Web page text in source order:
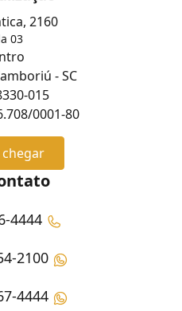
2160
03
- SC
015
0001-80
4444
2100
4444